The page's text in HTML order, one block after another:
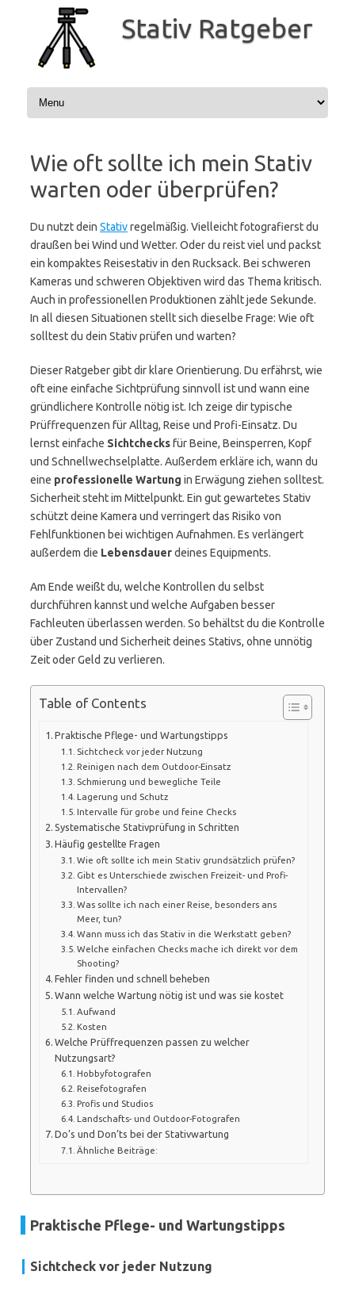
springen
Stativ Ratgeber
Wie oft sollte ich mein Stativ
warten oder überprüfen?
Du nutzt dein Stativregelmäßig. Vielleicht fotografierst du
draußen bei Wind und Wetter. Oder du reist viel und packst
ein kompaktes Reisestativ in den Rucksack. Bei schweren
Kameras und schweren Objektiven wird das Thema kritisch.
Auch in professionellen Produktionen zählt jede Sekunde.
In all diesen Situationen stellt sich dieselbe Frage: Wie oft
solltest du dein Stativ prüfen und warten?
Dieser Ratgeber gibt dir klare Orientierung. Du erfährst, wie
oft eine einfache Sichtprüfung sinnvoll ist und wann eine
gründlichere Kontrolle nötig ist. Ich zeige dir typische
Prüffrequenzen für Alltag, Reise und Profi-Einsatz. Du
lernst einfache Sichtchecksfür Beine, Beinsperren, Kopf
und Schnellwechselplatte. Außerdem erkläre ich, wann du
eine professionelle Wartung in Erwägung ziehen solltest.
Sicherheit steht im Mittelpunkt. Ein gut gewartetes Stativ
schützt deine Kamera und verringert das Risiko von
Fehlfunktionen bei wichtigen Aufnahmen. Es verlängert
außerdem die Lebensdauerdeines Equipments.
Am Ende weißt du, welche Kontrollen du selbst
durchführen kannst und welche Aufgaben besser
Fachleuten überlassen werden. So behältst du die Kontrolle
über Zustand und Sicherheit deines Stativs, ohne unnötig
Zeit oder Geld zu verlieren.
Table of Contents
Praktische Pflege- und Wartungstipps
Sichtcheck vor jeder Nutzung
Reinigen nach dem Outdoor-Einsatz
Schmierung und bewegliche Teile
Lagerung und Schutz
Intervalle für grobe und feine Checks
Systematische Stativprüfung in Schritten
Häufig gestellte Fragen
Wie oft sollte ich mein Stativ grundsätzlich prüfen?
Gibt es Unterschiede zwischen Freizeit- und Profi-
Intervallen?
Was sollte ich nach einer Reise, besonders ans
Meer, tun?
Wann muss ich das Stativ in die Werkstatt geben?
Welche einfachen Checks mache ich direkt vor dem
Shooting?
Fehler finden und schnell beheben
Wann welche Wartung nötig ist und was sie kostet
Aufwand
Kosten
Welche Prüffrequenzen passen zu welcher
Nutzungsart?
Hobbyfotografen
Reisefotografen
Profis und Studios
Landschafts- und Outdoor-Fotografen
Do’s und Don’ts bei der Stativwartung
Ähnliche Beiträge:
Praktische Pflege- und Wartungstipps
Sichtcheck vor jeder Nutzung